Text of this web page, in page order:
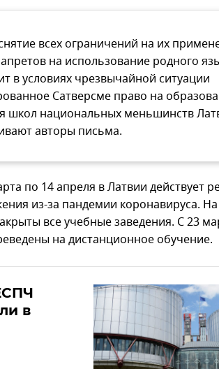
всех ограничений на их
на использование родного
в условиях чрезвычайной ситуации
Сатверсме право на
школ национальных меньшинств
авторы письма.
по 14 апреля в Латвии действует
из-за пандемии коронавируса.
все учебные заведения. С 23
на дистанционное обучение.
в